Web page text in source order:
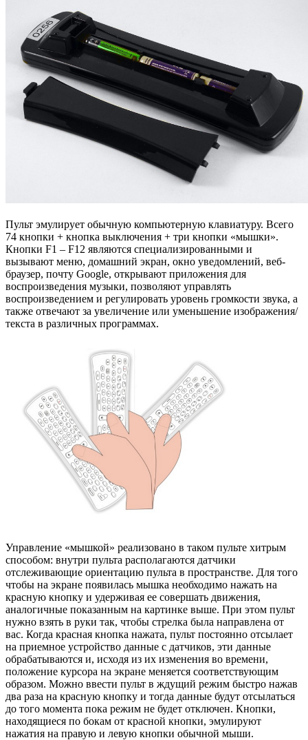
Пульт эмулирует обычную компьютерную клавиатуру. Всего
74 кнопки + кнопка выключения + три кнопки «мышки».
Кнопки F1 – F12 являются специализированными и
вызывают меню, домашний экран, окно уведомлений, веб-
браузер, почту Google, открывают приложения для
воспроизведения музыки, позволяют управлять
воспроизведением и регулировать уровень громкости звука, а
также отвечают за увеличение или уменьшение изображения/
текста в различных программах.
Управление «мышкой» реализовано в таком пульте хитрым
способом: внутри пульта располагаются датчики
отслеживающие ориентацию пульта в пространстве. Для того
чтобы на экране появилась мышка необходимо нажать на
красную кнопку и удерживая ее совершать движения,
аналогичные показанным на картинке выше. При этом пульт
нужно взять в руки так, чтобы стрелка была направлена от
вас. Когда красная кнопка нажата, пульт постоянно отсылает
на приемное устройство данные с датчиков, эти данные
обрабатываются и, исходя из их изменения во времени,
положение курсора на экране меняется соответствующим
образом. Можно ввести пульт в ждущий режим быстро нажав
два раза на красную кнопку и тогда данные будут отсылаться
до того момента пока режим не будет отключен. Кнопки,
находящиеся по бокам от красной кнопки, эмулируют
нажатия на правую и левую кнопки обычной мыши.